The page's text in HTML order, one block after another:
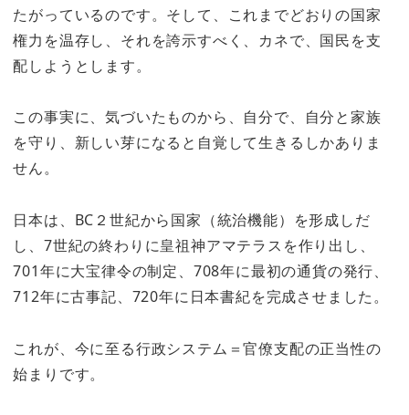
たがっているのです。そして、これまでどおりの国家
権力を温存し、それを誇示すべく、カネで、国民を支
配しようとします。
この事実に、気づいたものから、自分で、自分と家族
を守り、新しい芽になると自覚して生きるしかありま
せん。
日本は、BC２世紀から国家（統治機能）を形成しだ
し、7世紀の終わりに皇祖神アマテラスを作り出し、
701年に大宝律令の制定、708年に最初の通貨の発行、
712年に古事記、720年に日本書紀を完成させました。
これが、今に至る行政システム＝官僚支配の正当性の
始まりです。